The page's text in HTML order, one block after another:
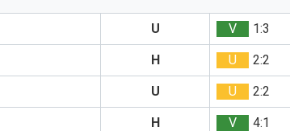
U V 1:3
H U 2:2
U U 2:2
H V 4:1